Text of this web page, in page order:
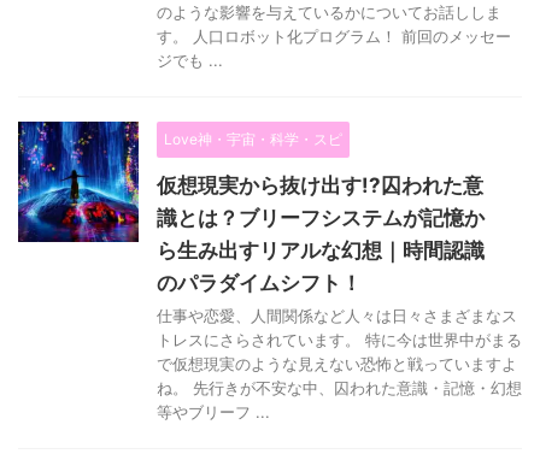
のような影響を与えているかについてお話ししま
す。 人口ロボット化プログラム！ 前回のメッセー
ジでも ...
Love神・宇宙・科学・スピ
仮想現実から抜け出す!?囚われた意
識とは？ブリーフシステムが記憶か
ら生み出すリアルな幻想｜時間認識
のパラダイムシフト！
仕事や恋愛、人間関係など人々は日々さまざまなス
トレスにさらされています。 特に今は世界中がまる
で仮想現実のような見えない恐怖と戦っていますよ
ね。 先行きが不安な中、囚われた意識・記憶・幻想
等やブリーフ ...